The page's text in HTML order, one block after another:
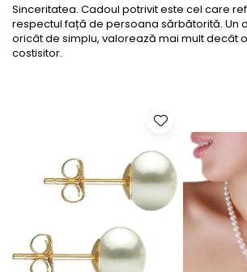
Sinceritatea. Cadoul potrivit este cel care
respectul față de persoana sărbătorită. Un
oricât de simplu, valorează mai mult decât
costisitor.